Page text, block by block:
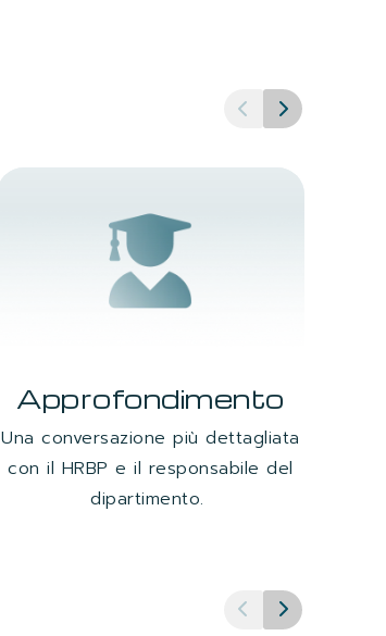
Approfondimento
Una conversazione più dettagliata
con il HRBP e il responsabile del
dipartimento.